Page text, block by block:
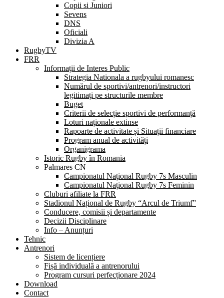
Copii si Juniori
Sevens
DNS
Oficiali
Divizia A
RugbyTV
FRR
Informații de Interes Public
Strategia Nationala a rugbyului romanesc
Numărul de sportivi/antrenori/instructori
legitimați pe structurile membre
Buget
Criterii de selecție sportivi de performanță
Loturi naționale extinse
Rapoarte de activitate și Situații financiare
Program anual de activități
Organigrama
Istoric Rugby în Romania
Palmares CN
Campionatul Național Rugby 7s Masculin
Campionatul Național Rugby 7s Feminin
Cluburi afiliate la FRR
Stadionul Național de Rugby “Arcul de Triumf”
Conducere, comisii și departamente
Decizii Disciplinare
Info – Anunțuri
Tehnic
Antrenori
Sistem de licențiere
Fișă individuală a antrenorului
Program cursuri perfecționare 2024
Download
Contact